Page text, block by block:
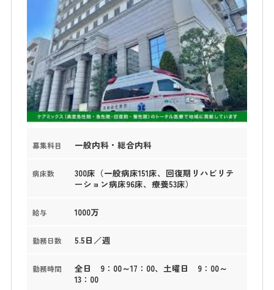
募集科目 一般内科・総合内科
病床数
300床（一般病床151床、回復期リハビリテ
ーション病床96床、療養53床）
給与 1000万
勤務日数 5.5日／週
勤務時間
全日 9：00～17：00、土曜日 9：00～
13：00